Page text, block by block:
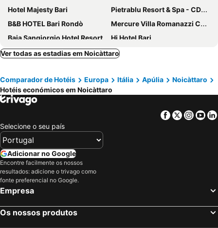
Hotel Majesty Bari
Pietrablu Resort & Spa - CDSHotels
B&B HOTEL Bari Rondò
Mercure Villa Romanazzi Carducci Bari
Baia Sangiorgio Hotel Resort
Hi Hotel Bari
The Nicolaus Hotel
Storie Di Mare
Hotel HR
JR Hotels Bari Grande Albergo delle Nazioni
San Giovanni
Hotel Auditorium
Hotel Boston
D'Aragona Lifestyle Hotel
Covo dei Saraceni
Hotel Adria
Campus Hotel
Mövenpick Hotel Bari
Antico Mondo Rooms & Suites
B21 Lifestyle Hotel
San Lorenzo Boutique Hotel & SPA
Ver todas as estadias em Noicàttaro
Comparador de Hotéis Europa Itália Apúlia
Noicàttaro
Hotéis económicos em Noicàttaro
Facebook
Twitter
Selecione o seu país
Adicionar no Google
Encontre facilmente os nossos
resultados: adicione o trivago como
fonte preferencial no Google.
Empresa
Os nossos produtos